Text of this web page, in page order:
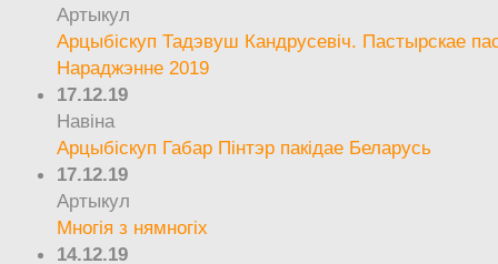
Артыкул
Арцыбіскуп Тадэвуш Кандрусевіч. Пастырскае
Нараджэнне 2019
17.12.19
Навіна
Арцыбіскуп Габар Пінтэр пакідае Беларусь
17.12.19
Артыкул
Многія з нямногіх
14.12.19